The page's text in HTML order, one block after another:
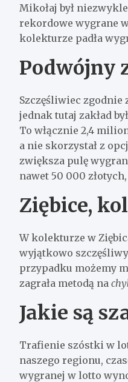
Mikołaj był
rekordowe wygrane
kolekturze padła
Podwójny
Szczęśliwiec zgodnie
jednak tutaj zakład
To włącznie 2,4
a nie skorzystał z
zwiększa pulę
nawet 50 000
Ziębice,
W kolekturze w
wyjątkowo
przypadku możemy
zagrała metodą na
Jakie są
Trafienie szóstki w
naszego regionu,
wygranej w lotto